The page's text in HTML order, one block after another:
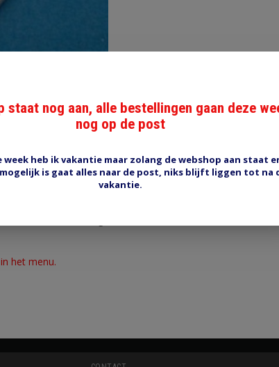
70mm2
kabel 70 mm2 (ongeveer 12.5mm diameter, 25 mm
het menu.
staat nog aan, alle bestellingen gaan deze
nog op de post
week heb ik vakantie maar zolang de webshop aan staat
is gaat alles naar de post, niks blijft liggen tot na
vakantie.